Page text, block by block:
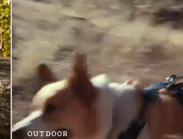
OUTDOOR